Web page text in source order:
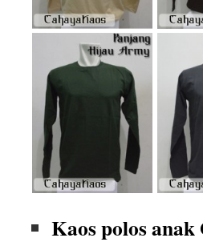
Kaos polos anak